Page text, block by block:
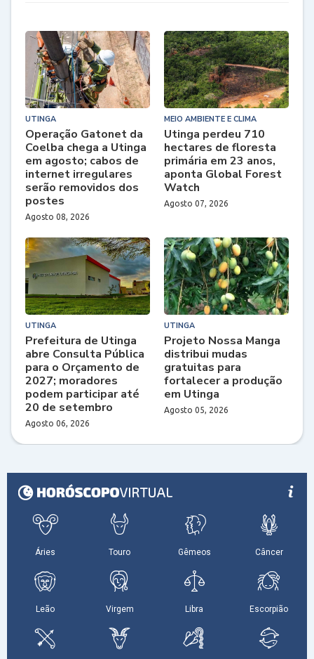
UTINGA
Operação Gatonet da
Coelba chega a Utinga
em agosto; cabos de
internet irregulares
serão removidos dos
postes
Agosto 08, 2026
MEIO AMBIENTE E CLIMA
Utinga perdeu 710
hectares de floresta
primária em 23 anos,
aponta Global Forest
Watch
Agosto 07, 2026
UTINGA
Prefeitura de Utinga
abre Consulta Pública
para o Orçamento de
2027; moradores
podem participar até
20 de setembro
Agosto 06, 2026
UTINGA
Projeto Nossa Manga
distribui mudas
gratuitas para
fortalecer a produção
em Utinga
Agosto 05, 2026